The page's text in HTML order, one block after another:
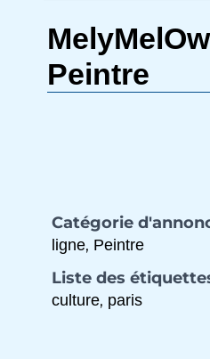
Peintre
Catégorie
ligne, Peintre
Liste des
culture, paris